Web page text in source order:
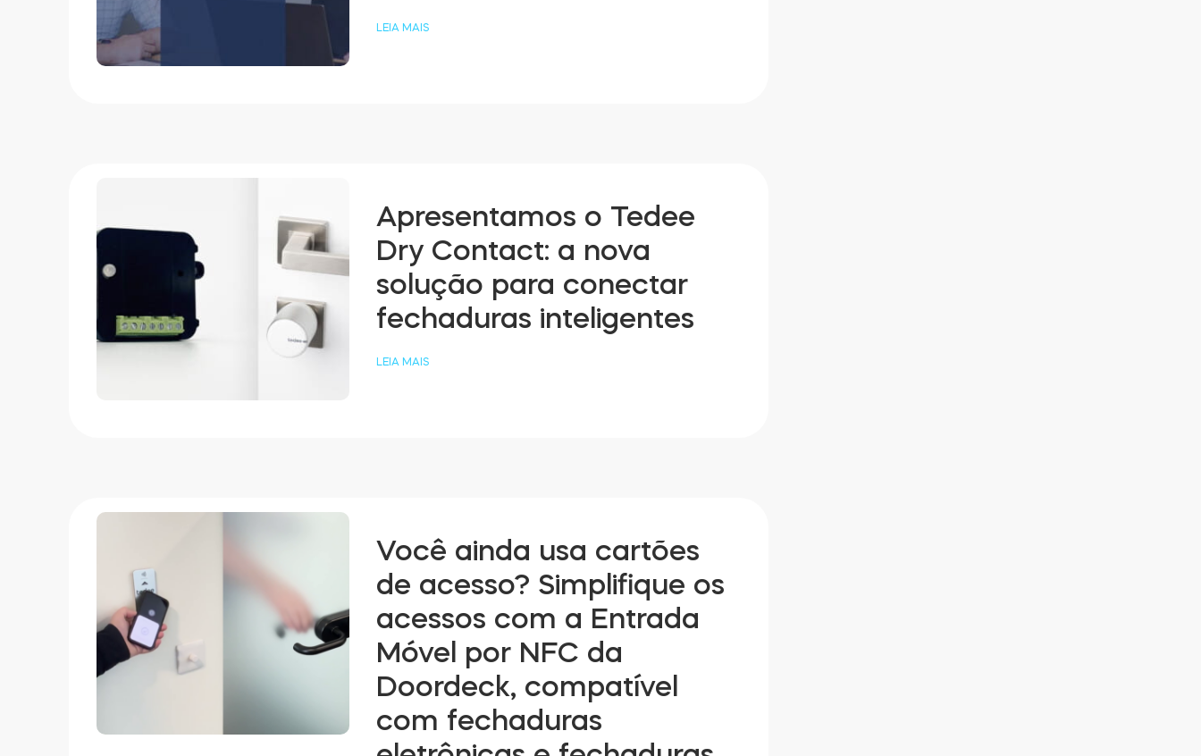
LEIA MAIS
Apresentamos o Tedee
Dry Contact: a nova
solução para conectar
fechaduras inteligentes
LEIA MAIS
Você ainda usa cartões
de acesso? Simplifique os
acessos com a Entrada
Móvel por NFC da
Doordeck, compatível
com fechaduras